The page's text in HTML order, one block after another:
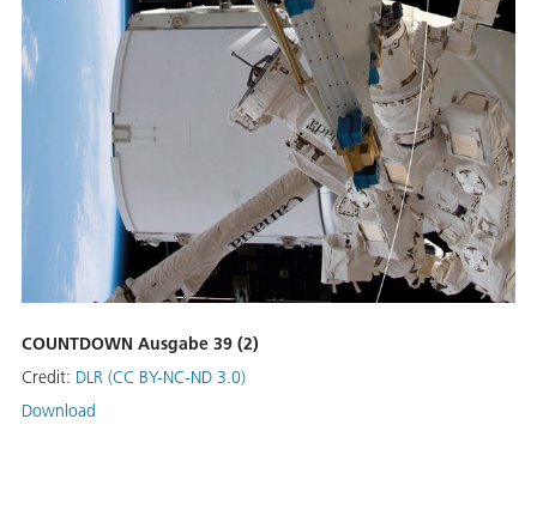
COUNTDOWN Ausgabe 39 (2)
Credit: DLR (CC BY-NC-ND 3.0)
Download